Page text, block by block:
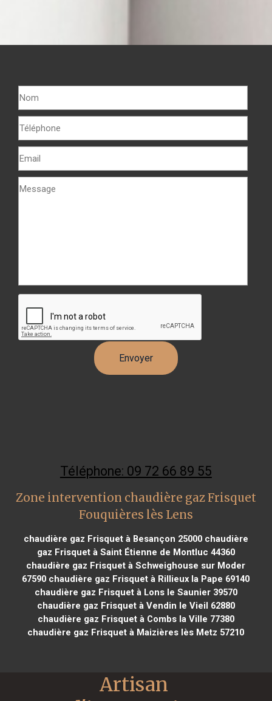
Téléphone: 09 72 66 89 55
Zone intervention chaudière gaz Frisquet
Fouquières lès Lens
chaudière gaz Frisquet à Besançon 25000chaudière
gaz Frisquet à Saint Étienne de Montluc 44360
chaudière gaz Frisquet à Schweighouse sur Moder
67590 chaudière gaz Frisquet à Rillieux la Pape 69140
chaudière gaz Frisquet à Lons le Saunier 39570
chaudière gaz Frisquet à Vendin le Vieil 62880
chaudière gaz Frisquet à Combs la Ville 77380
chaudière gaz Frisquet à Maizières lès Metz 57210
Artisan